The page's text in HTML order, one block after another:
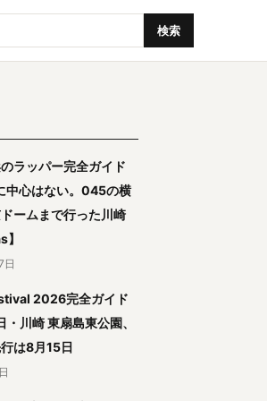
検索
ラッパー完全ガイド
中心はない。045の横
ームまで行った川崎
日
2026完全ガイド
・川崎 東扇島東公園、
は8月15日